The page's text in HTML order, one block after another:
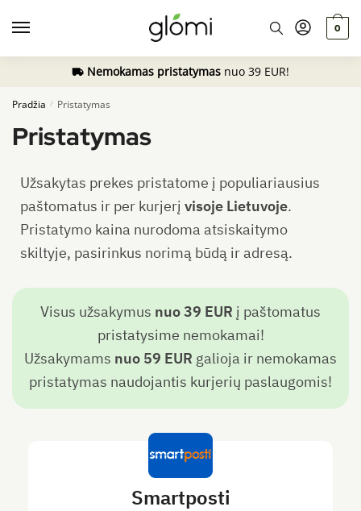
0
Nemokamas pristatymas nuo 39 EUR!
Pradžia / Pristatymas
Pristatymas
Užsakytas prekes pristatome į populiariausius
paštomatus ir per kurjerį visoje Lietuvoje.
Pristatymo kaina nurodoma atsiskaitymo
skiltyje, pasirinkus norimą būdą ir adresą.
Visus užsakymus nuo 39 EUR į paštomatus
pristatysime nemokamai!
Užsakymams nuo 59 EUR galioja ir nemokamas
pristatymas naudojantis kurjerių paslaugomis!
Smartposti